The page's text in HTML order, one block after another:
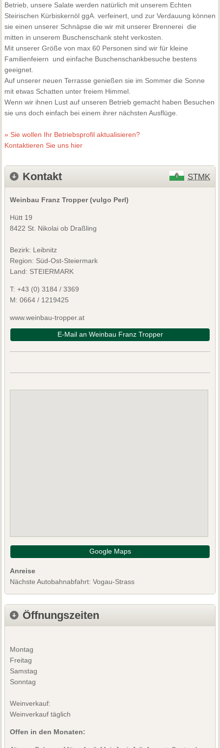
Betrieb, unsere Salate werden natürlich mit unserem Echten
Steirischen Kürbiskernöl ggA. verfeinert, und zur Verdauung können
sie einen unserer Schnäpse die wir mit unserer Brennerei die
mitten in unserem Buschenschank steht verkosten.
Mit unserer Größe von max 60 Personen sind wir für kleine
Familienfeiern und einfache Buschenschankbesuche bestens
geeignet.
Auf unserer neuen Terrasse genießen sie im Sommer die Sonne
mit etwas Schatten unter freiem Himmel.
Wenn wir ihnen Lust auf unseren Betrieb gemacht haben Besuchen
sie uns doch einfach bei einem ihrer nächsten Ausflüge.
» Sie wollen Ihr Betriebsprofil aktualisieren?
Kontaktieren Sie uns hier
Kontakt STMK
Weinbau Franz Tropper (vulgo Perl)
Hütt 19
8422 St. Nikolai ob Draßling
Bezirk: Leibnitz
Region: Süd-Ost-Steiermark
Land: STEIERMARK
T: +43 (0) 3184 / 3369
M: 0664 / 1219425
www.weinbau-tropper.at
E-Mail an Weinbau Franz Tropper
Google Maps
Anreise
Nächste Autobahnabfahrt: Vogau-Strass
Öffnungszeiten
Montag
Freitag
Samstag
Sonntag
Weinverkauf:
Weinverkauf täglich
Offen in den Monaten: